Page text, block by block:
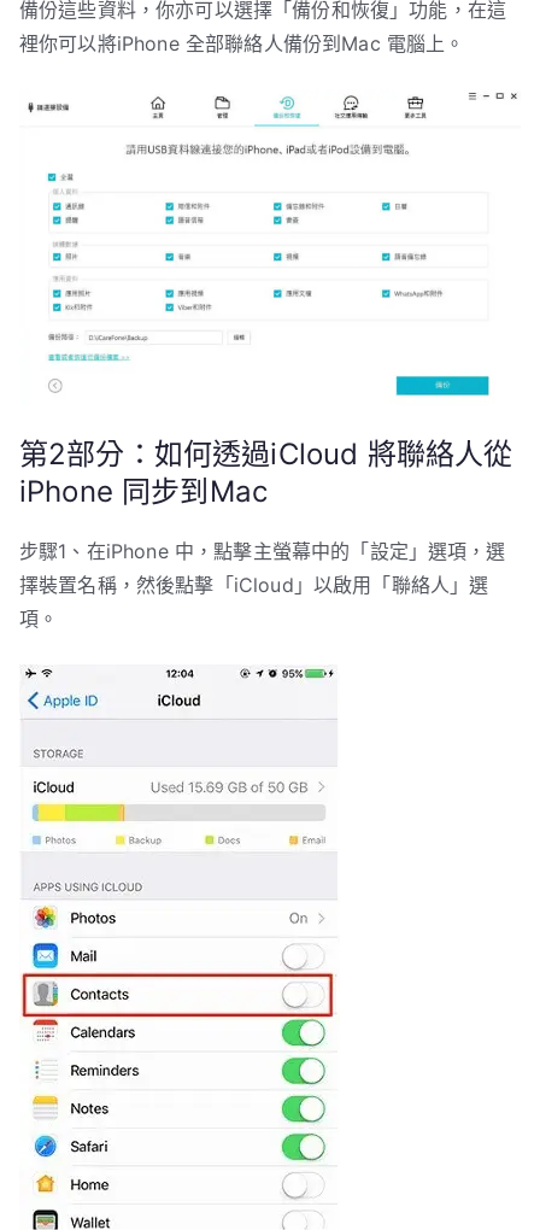
備份這些資料，你亦可以選擇「備份和恢復」功能，在這
裡你可以將iPhone 全部聯絡人備份到Mac 電腦上。
第2部分：如何透過iCloud 將聯絡人從
iPhone 同步到Mac
步驟1、在iPhone 中，點擊主螢幕中的「設定」選項，選
擇裝置名稱，然後點擊「iCloud」以啟用「聯絡人」選
項。